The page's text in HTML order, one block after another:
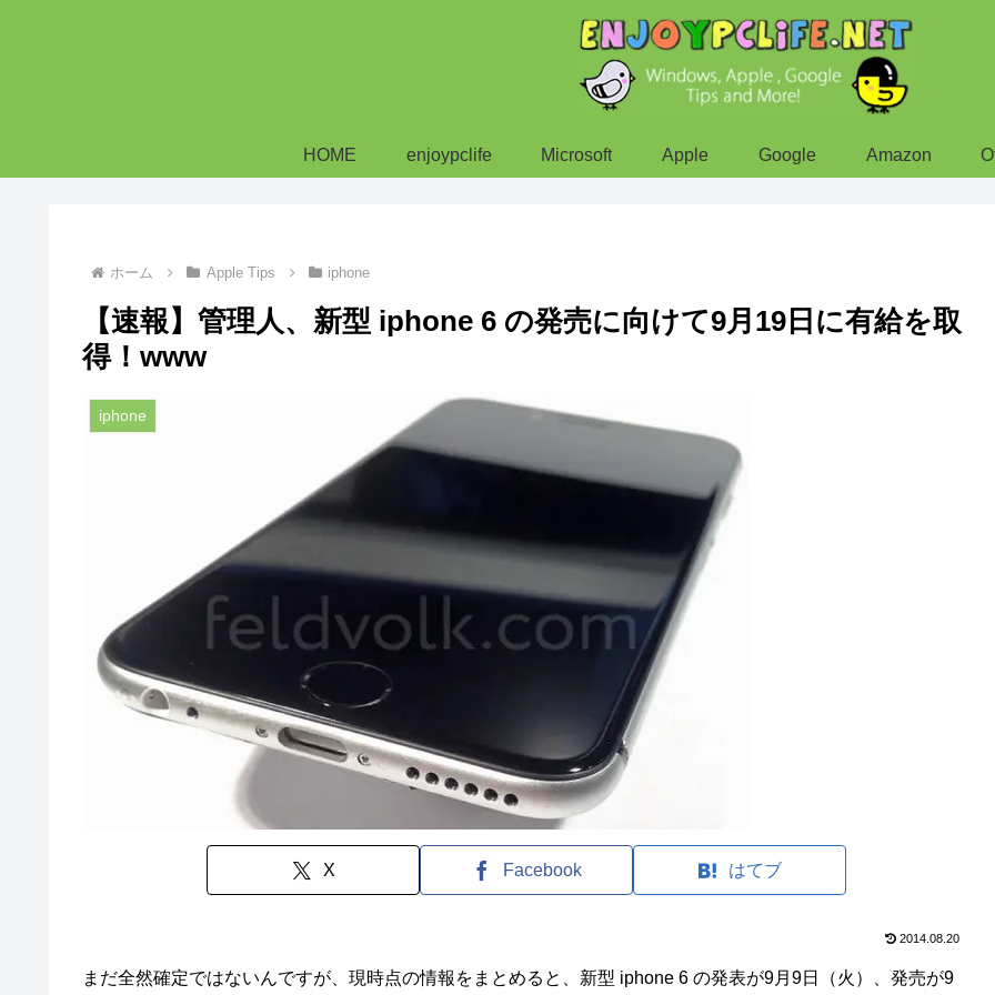
HOME enjoypclife Microsoft Apple Google Amazon
ホーム Apple Tips iphone
【速報】管理人、新型 iphone 6 の発売に向けて9月19日に有給を取
得！www
iphone
X Facebook はてブ
2014.08.20
まだ全然確定ではないんですが、現時点の情報をまとめると、新型 iphone 6 の発表が9月9日（火）、発売が9